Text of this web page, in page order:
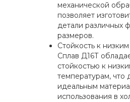
механической
позволяет
детали различных
размеров.
Стойкость к
Сплав Д16Т
стойкостью к
температурам, что
идеальным
использования в